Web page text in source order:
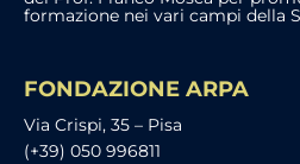
formazione nei vari campi della
FONDAZIONE ARPA
Via Crispi, 35 – Pisa
(+39) 050 996811